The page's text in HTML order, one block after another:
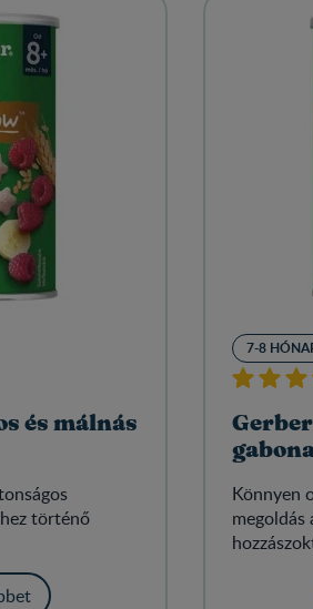
és málnás
történő
7-8
Könnyen